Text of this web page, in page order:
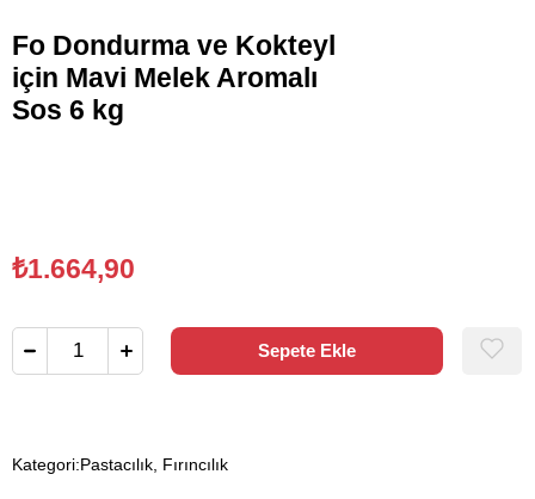
Fo Dondurma ve Kokteyl
için Mavi Melek Aromalı
Sos 6 kg
₺1.664,90
Kategori:Pastacılık, Fırıncılık